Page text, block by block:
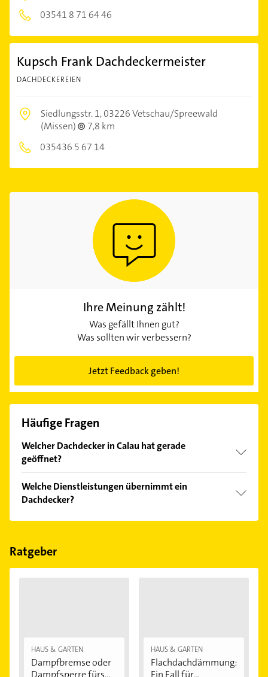
03541 8 71 64 46
Kupsch Frank Dachdeckermeister
DACHDECKEREIEN
Siedlungsstr. 1,03226 Vetschau/Spreewald
(Missen)
7,8 km
035436 5 67 14
Ihre Meinung zählt!
Was gefällt Ihnen gut?
Was sollten wir verbessern?
Jetzt Feedback geben!
Häufige Fragen
Welcher Dachdecker in Calau hat gerade
geöffnet?
Bitte beachten Sie, dass diese an Sonn- und
Feiertagen abweichen können.
Welche Dienstleistungen übernimmt ein
Dachdecker?
Folgende Leistungen werden angeboten:
Ratgeber
HAUS & GARTEN
Dampfbremse oder
Dampfsperre fürs...
HAUS & GARTEN
Flachdachdämmung:
Ein Fall für...